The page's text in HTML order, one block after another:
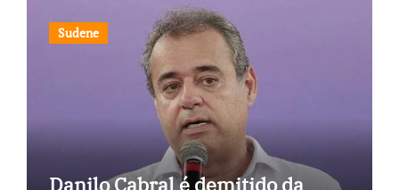
Sudene
Danilo Cabral é demitido da